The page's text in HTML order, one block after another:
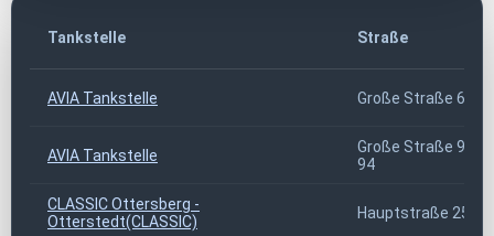
Tankstelle Straße
AVIA Tankstelle Große Straße 6
AVIA Tankstelle
Große Straße 92-
94
CLASSIC Ottersberg -
Otterstedt(CLASSIC)
Hauptstraße 25